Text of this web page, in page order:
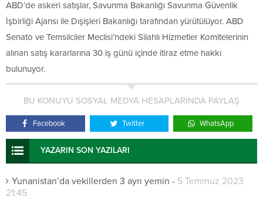
ABD’de askeri satışlar, Savunma Bakanlığı Savunma Güvenlik
İşbirliği Ajansı ile Dışişleri Bakanlığı tarafından yürütülüyor. ABD
Senato ve Temsilciler Meclisi’ndeki Silahlı Hizmetler Komitelerinin
alınan satış kararlarına 30 iş günü içinde itiraz etme hakkı
bulunuyor.
BU KONUYU SOSYAL MEDYA HESAPLARINDA PAYLAŞ
Facebook Twitter WhatsApp
YAZARIN SON YAZILARI
Yunanistan’da vekillerden 3 ayrı yemin - 5 Temmuz 2023
21:45